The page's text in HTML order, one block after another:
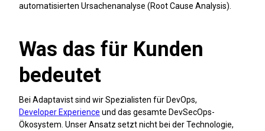
automatisierten Ursachenanalyse (Root Cause Analysis).
Was das für Kunden
bedeutet
Bei Adaptavist sind wir Spezialisten für DevOps,
Developer Experience und das gesamte DevSecOps-
Ökosystem. Unser Ansatz setzt nicht bei der Technologie,